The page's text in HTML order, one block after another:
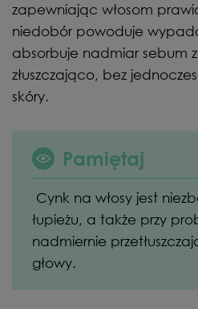
zapewniając włosom
niedobór powoduje
absorbuje nadmiar sebum
złuszczająco, bez
skóry.
Pamiętaj
Cynk na włosy jest
łupieżu, a także przy
nadmiernie
głowy.